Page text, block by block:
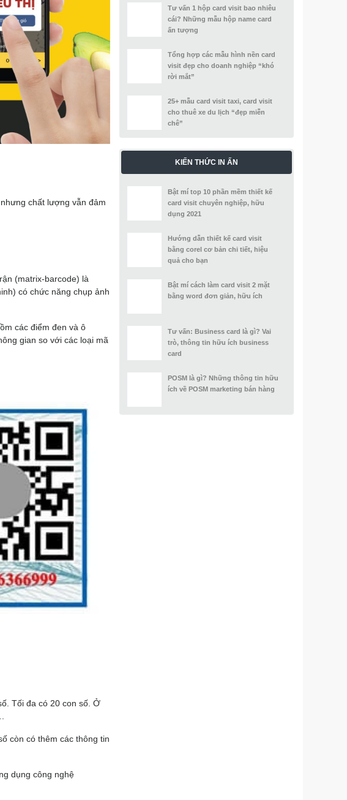
chất lượng vẫn đảm
(matrix-barcode) là
có chức năng chụp ảnh
các điểm đen và ô
gian so với các loại mã
Tối đa có 20 con số. Ở
còn có thêm các thông tin
dụng công nghệ
Tư vấn 1 hộp card visit bao nhiêu
cái? Những mẫu hộp name card
ấn tượng
Tổng hợp các mẫu hình nền card
visit đẹp cho doanh nghiệp “khó
rời mắt”
25+ mẫu card visit taxi, card visit
cho thuê xe du lịch “đẹp miễn
chê”
KIẾN THỨC IN ẤN
Bật mí top 10 phần mềm thiết kế
card visit chuyên nghiệp, hữu
dụng 2021
Hướng dẫn thiết kế card visit
bằng corel cơ bản chi tiết, hiệu
quả cho bạn
Bật mí cách làm card visit 2 mặt
bằng word đơn giản, hữu ích
Tư vấn: Business card là gì? Vai
trò, thông tin hữu ích business
card
POSM là gì? Những thông tin hữu
ích về POSM marketing bán hàng